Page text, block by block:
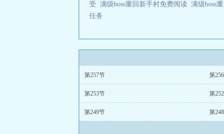
受 满级boss重回新手村免费阅读 满级boss
任务
第257节 第
第253节 第
第249节 第